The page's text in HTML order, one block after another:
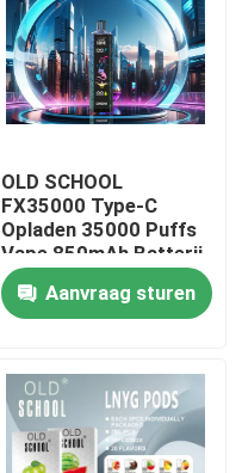
OLD SCHOOL
FX35000 Type-C
Opladen 35000 Puffs
Vape 850mAh Batterij
Dubbele Mesh Coil
Verstelbare
Luchtstroom Smaak
Aanvraag sturen